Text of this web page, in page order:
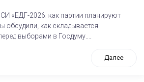
«ЕДГ-2026: как партии планируют
обсудили, как складывается
выборами в Госдуму....
Далее